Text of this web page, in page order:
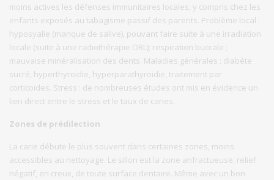
moins actives les défenses immunitaires locales, y compris chez les
enfants exposés au tabagisme passif des parents. Problème local :
hyposyalie (manque de salive), pouvant faire suite à une irradiation
locale (suite à une radiothérapie ORL); respiration buccale ;
mauvaise minéralisation des dents. Maladies générales : diabète
sucré, hyperthyroïdie, hyperparathyroïdie, traitement par
corticoïdes. Stress : de nombreuses études ont mis en évidence un
lien direct entre le stress et le taux de caries.
Zones de prédilection
La carie débute le plus souvent dans certaines zones, moins
accessibles au nettoyage. Le sillon est la zone anfractueuse, relief
négatif, en creux, de toute surface dentaire. Même avec un bon